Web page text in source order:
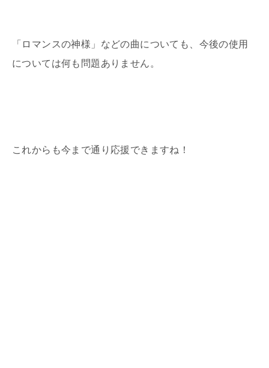
「ロマンスの神様」などの曲についても、今後の使用
については何も問題ありません。
これからも今まで通り応援できますね！